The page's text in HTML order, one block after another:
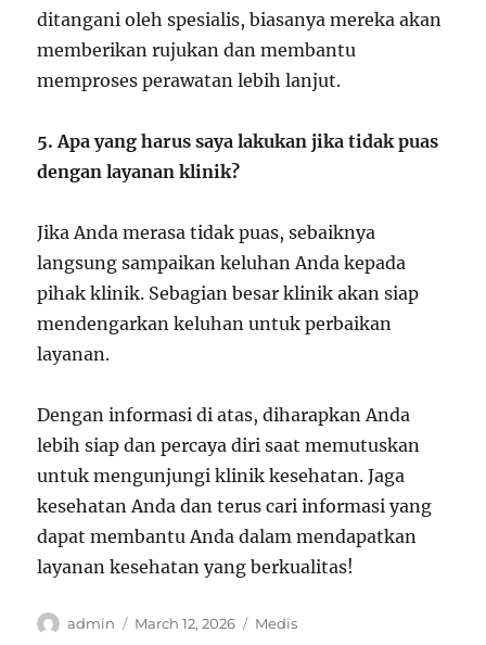
ditangani oleh spesialis, biasanya mereka akan
memberikan rujukan dan membantu
memproses perawatan lebih lanjut.
5. Apa yang harus saya lakukan jika tidak puas
dengan layanan klinik?
Jika Anda merasa tidak puas, sebaiknya
langsung sampaikan keluhan Anda kepada
pihak klinik. Sebagian besar klinik akan siap
mendengarkan keluhan untuk perbaikan
layanan.
Dengan informasi di atas, diharapkan Anda
lebih siap dan percaya diri saat memutuskan
untuk mengunjungi klinik kesehatan. Jaga
kesehatan Anda dan terus cari informasi yang
dapat membantu Anda dalam mendapatkan
layanan kesehatan yang berkualitas!
Author
admin
Posted
March 12, 2026 Categories
Medis